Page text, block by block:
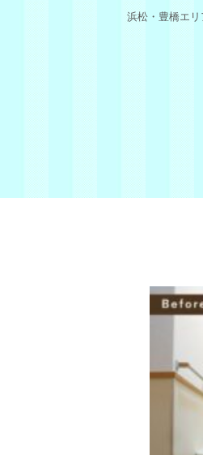
浜松・豊橋エ